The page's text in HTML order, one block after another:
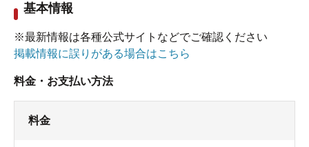
基本情報
※最新情報は各種公式サイトなどでご確認ください
掲載情報に誤りがある場合はこちら
料金・お支払い方法
料金